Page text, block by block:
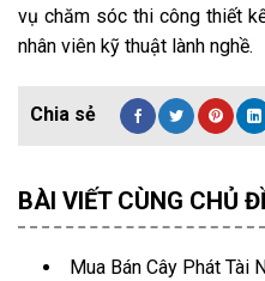
vụ chăm sóc thi công thiết
nhân viên kỹ thuật lành nghề.
BÀI VIẾT CÙNG CHỦ
Mua Bán Cây Phát Tài